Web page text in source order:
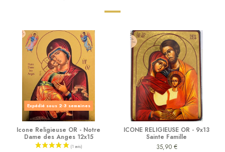
Expédié sous 2-3 semaines
Icone Religieuse OR - Notre
Dame des Anges 12x15
ICONE RELIGIEUSE OR - 9x13
Sainte Famille
35,90 €